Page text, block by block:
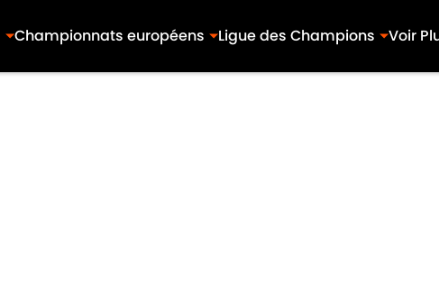
Championnats européens Ligue des Champions Voir